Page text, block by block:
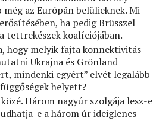
az Európán belülieknek. Mi
ha pedig Brüsszel
tettrekészek koalíciójában.
hogy melyik fajta konnektivitás
Ukrajna és Grönland
mindenki egyért” elvét legalább
helyett?
Három nagyúr szolgája lesz-e
e a három úr ideiglenes